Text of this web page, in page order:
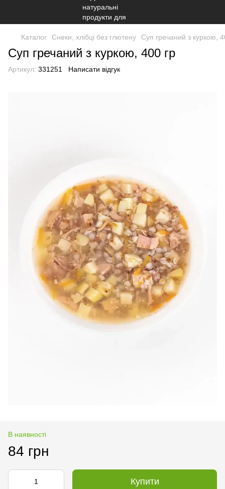
Каталог Снеки, хлібці без глютену Суп гречаний з куркою,
Суп гречаний з куркою, 400 гр
Артикул: 331251 Написати відгук
В наявності
84 грн
Купити